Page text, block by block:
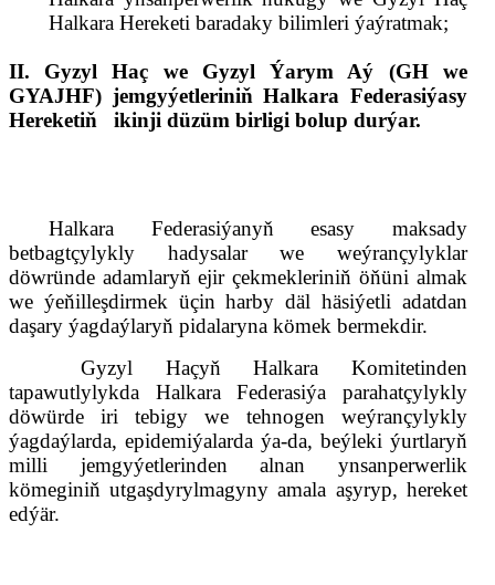
Halkara Hereketi baradaky bilimleri ýaýratmak;
II. Gyzyl Haç we Gyzyl Ýarym Aý (GH we
GYAJHF) jemgyýetleriniň Halkara Federasiýasy
Hereketiň
ikinji düzüm birligi bolup durýar.
Halkara Federasiýanyň esasy maksady
betbagtçylykly hadysalar we weýrançylyklar
döwründe adamlaryň ejir çekmekleriniň öňüni almak
we ýeňilleşdirmek üçin harby däl häsiýetli adatdan
daşary ýagdaýlaryň pidalaryna kömek bermekdir.
Gyzyl Haçyň Halkara Komitetinden
tapawutlylykda Halkara Federasiýa parahatçylykly
döwürde iri tebigy we tehnogen weýrançylykly
ýagdaýlarda, epidemiýalarda ýa-da, beýleki ýurtlaryň
milli jemgyýetlerinden alnan ynsanperwerlik
kömeginiň utgaşdyrylmagyny amala aşyryp, hereket
edýär.